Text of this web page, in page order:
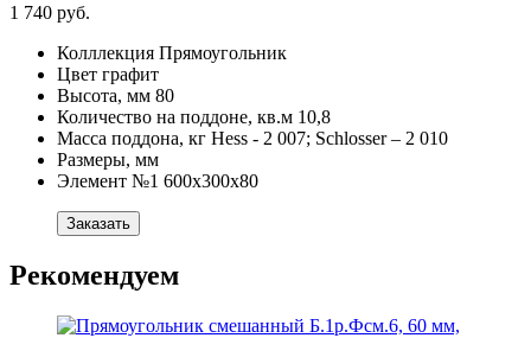
1 740 руб.
Колллекция Прямоугольник
Цвет графит
Высота, мм 80
Количество на поддоне, кв.м 10,8
Масса поддона, кг Hess - 2 007; Schlosser – 2 010
Размеры, мм
Элемент №1 600х300х80
Заказать
Рекомендуем